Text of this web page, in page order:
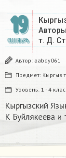
19
СЕНТЯБРЬ
т. Д.
Автор: aabdy061
Предмет: Кыргыз
Уровень: 1 - 4
Кыргызский
К Буйлякеева и